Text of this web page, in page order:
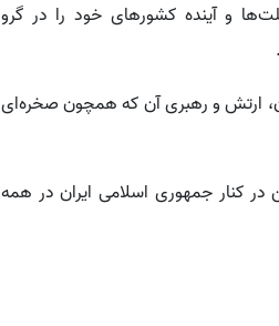
و آینده کشورهای خود را در گرو
ارتش و رهبری آن که همچون صخره‌ای
کنار جمهوری اسلامی ایران در همه